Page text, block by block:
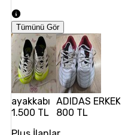
Tümünü Gör
ayakkabı
1.500 TL
ADIDAS ERKEK
800 TL